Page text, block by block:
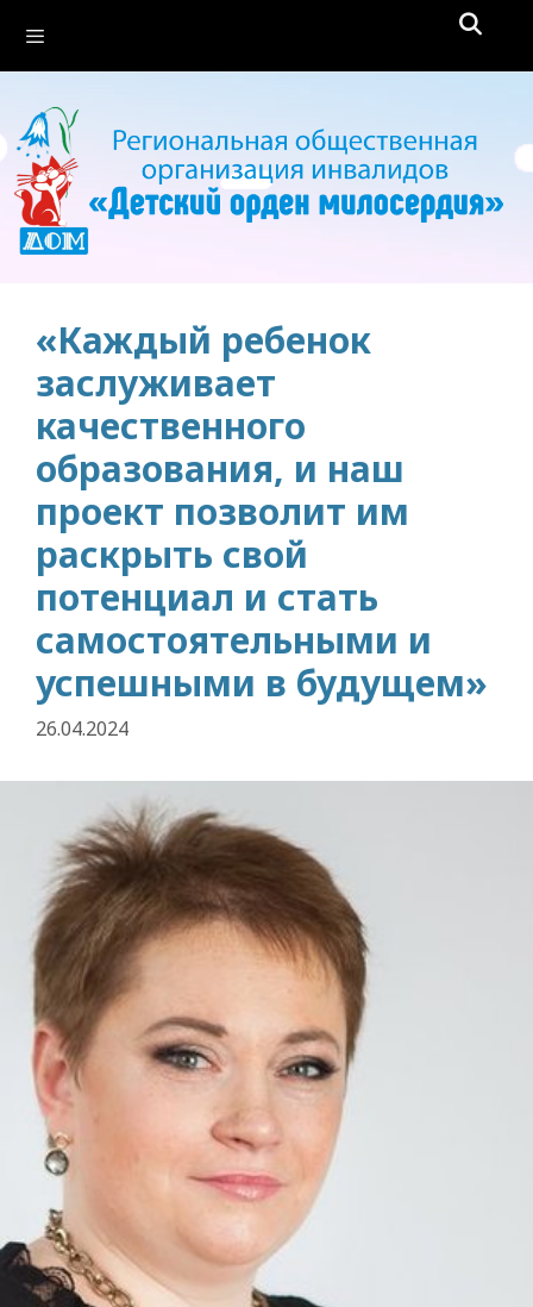
содержимому
«Каждый ребенок
заслуживает
качественного
образования, и наш
проект позволит им
раскрыть свой
потенциал и стать
самостоятельными и
успешными в будущем»
26.04.2024